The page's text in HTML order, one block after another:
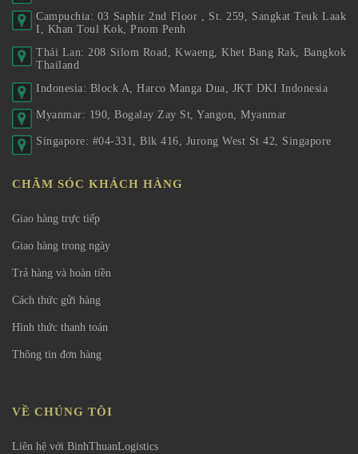
Campuchia: 03 Saphir 2nd Floor , St. 259, Sangkat Teuk Laak
I, Khan Toul Kok, Pnom Penh
Thái Lan: 208 Silom Road, Kwaeng, Khet Bang Rak, Bangkok
Thailand
Indonesia: Block A, Harco Manga Dua, JKT DKI Indonesia
Myanmar: 190, Bogalay Zay St, Yangon, Myanmar
Singapore: #04-331, Blk 416, Jurong West St 42, Singapore
CHĂM SÓC KHÁCH HÀNG
Giao hàng trực tiếp
Giao hàng trong ngày
Trả hàng và hoàn tiền
Cách thức gửi hàng
Hình thức thanh toán
Thông tin đơn hàng
VỀ CHÚNG TÔI
Liên hệ với BinhThuanLogistics